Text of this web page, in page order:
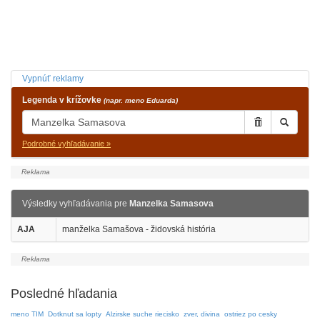
Vypnúť reklamy
Legenda v krížovke (napr. meno Eduarda)
Podrobné vyhľadávanie »
Výsledky vyhľadávania pre Manzelka Samasova
AJA manželka Samašova - židovská história
Posledné hľadania
meno TIM Dotknut sa lopty Alzirske suche riecisko zver, divina ostriez po cesky